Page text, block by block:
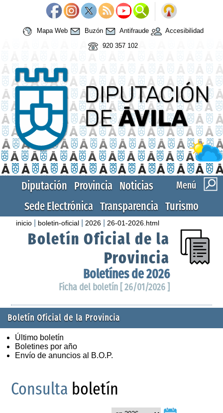
Mapa Web Buzón Antifraude
Accesibilidad
920 357 102
Menú
Diputación Provincia Noticias
Sede Electrónica Transparencia Turismo
inicio boletin-oficial 2026 26-01-2026.html
Boletín Oficial de la
Provincia
Boletínes de 2026
Ficha del boletín [ 26/01/2026 ]
Boletín Oficial de la Provincia
Último boletín
Boletines por año
Envío de anuncios al B.O.P.
Consulta boletín